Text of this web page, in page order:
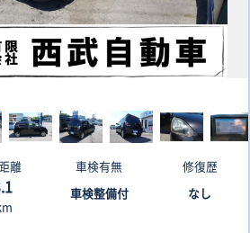
離
車検有無
車検整備付
修復歴
なし